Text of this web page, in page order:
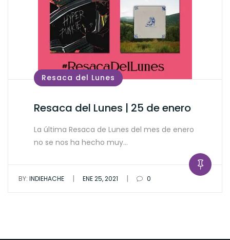
Resaca del Lunes
Resaca del Lunes | 25 de enero
La última Resaca de Lunes del mes de enero
no se nos ha hecho muy…
BY: INDIEHACHE | ENE 25, 2021 | 0